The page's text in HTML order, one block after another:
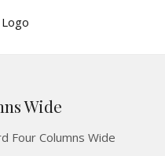
Wide
Four Columns Wide